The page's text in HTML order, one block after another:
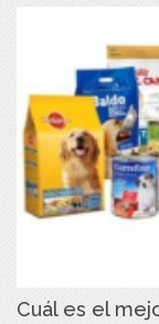
Cuál es el